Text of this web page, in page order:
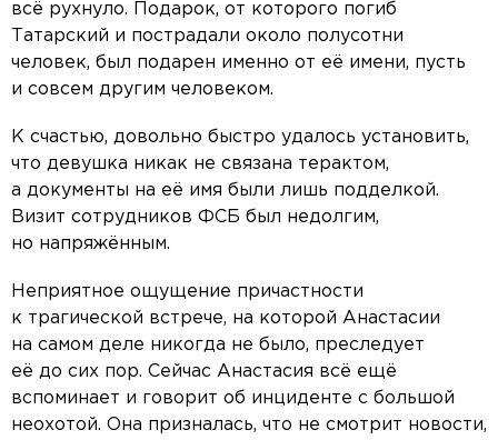
всё рухнуло. Подарок, от которого погиб
Татарский и пострадали около полусотни
человек, был подарен именно от её имени, пусть
и совсем другим человеком.
К счастью, довольно быстро удалось установить,
что девушка никак не связана терактом,
а документы на её имя были лишь подделкой.
Визит сотрудников ФСБ был недолгим,
но напряжённым.
Неприятное ощущение причастности
к трагической встрече, на которой Анастасии
на самом деле никогда не было, преследует
её до сих пор. Сейчас Анастасия всё ещё
вспоминает и говорит об инциденте с большой
неохотой. Она призналась, что не смотрит новости,